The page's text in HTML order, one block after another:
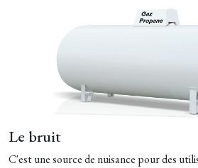
Le bruit
C'est une source de nuisance pour des